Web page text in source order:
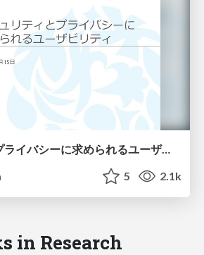
セキュリティとプライバシーに求められるユーザビリティ
5 2.1k
in Research